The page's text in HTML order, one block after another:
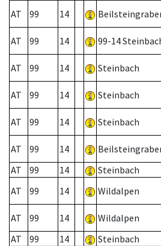
AT
99 14
AT
99 14 99-14
AT
99 14 Steinbach
AT
99 14 Steinbach
AT
99 14 Steinbach
AT
99 14
AT
99 14 Steinbach
AT
99 14 Wildalpen
AT
99 14 Wildalpen
AT
99 14 Steinbach